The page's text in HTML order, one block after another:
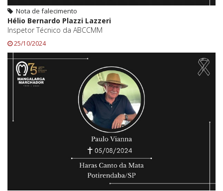
Nota de falecimento
Hélio Bernardo Plazzi Lazzeri
Inspetor Técnico da ABCCMM
25/10/2024